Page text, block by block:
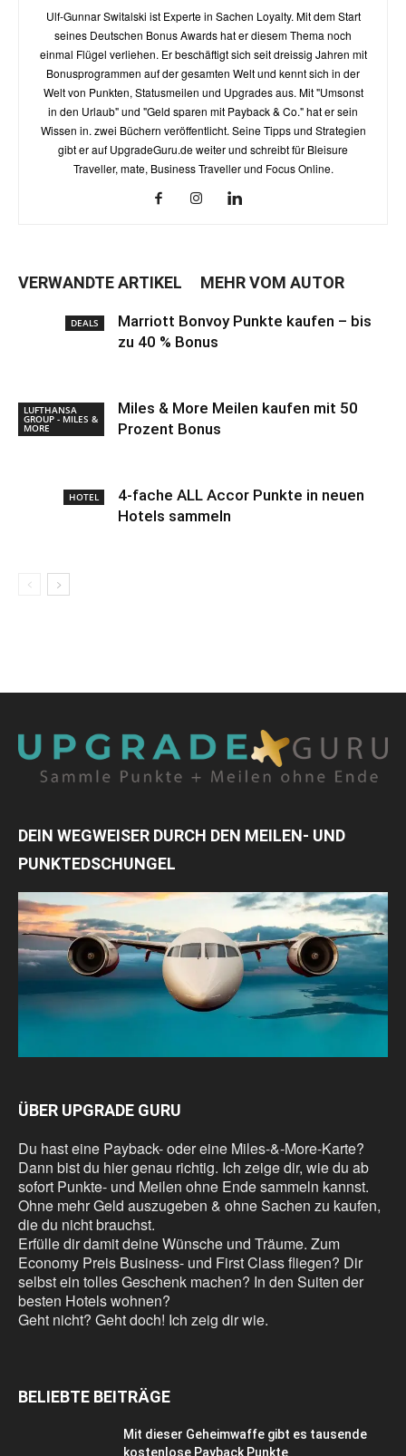
Ulf-Gunnar Switalski ist Experte in Sachen Loyalty. Mit dem Start
seines Deutschen Bonus Awards hat er diesem Thema noch
einmal Flügel verliehen. Er beschäftigt sich seit dreissig Jahren mit
Bonusprogrammen auf der gesamten Welt und kennt sich in der
Welt von Punkten, Statusmeilen und Upgrades aus. Mit "Umsonst
in den Urlaub" und "Geld sparen mit Payback & Co." hat er sein
Wissen in. zwei Büchern veröffentlicht. Seine Tipps und Strategien
gibt er auf UpgradeGuru.de weiter und schreibt für Bleisure
Traveller, mate, Business Traveller und Focus Online.
VERWANDTE ARTIKEL MEHR VOM AUTOR
DEALS
Marriott Bonvoy Punkte kaufen – bis
zu 40 % Bonus
LUFTHANSA
GROUP - MILES &
MORE
Miles & More Meilen kaufen mit 50
Prozent Bonus
HOTEL
4-fache ALL Accor Punkte in neuen
Hotels sammeln
DEIN WEGWEISER DURCH DEN MEILEN- UND
PUNKTEDSCHUNGEL
ÜBER UPGRADE GURU
Du hast eine Payback- oder eine Miles-&-More-Karte?
Dann bist du hier genau richtig. Ich zeige dir, wie du ab
sofort Punkte- und Meilen ohne Ende sammeln kannst.
Ohne mehr Geld auszugeben & ohne Sachen zu kaufen,
die du nicht brauchst.
Erfülle dir damit deine Wünsche und Träume. Zum
Economy Preis Business- und First Class fliegen? Dir
selbst ein tolles Geschenk machen? In den Suiten der
besten Hotels wohnen?
Geht nicht? Geht doch! Ich zeig dir wie.
BELIEBTE BEITRÄGE
Mit dieser Geheimwaffe gibt es tausende
kostenlose Payback Punkte